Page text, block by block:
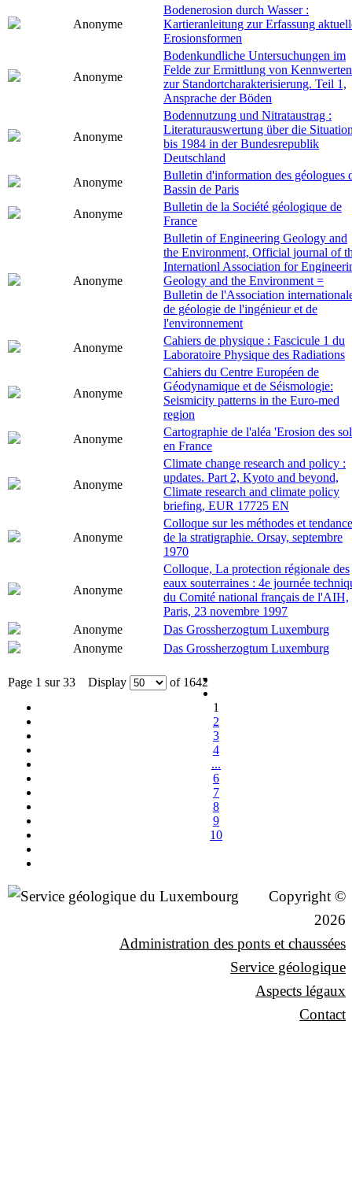
Anonyme
Bodenerosion durch Wasser :
Kartieranleitung zur Erfassung
Erosionsformen
Anonyme
Bodenkundliche Untersuchungen im
Felde zur Ermittlung von Kennwerten
zur Standortcharakterisierung. Teil 1,
Ansprache der Böden
Anonyme
Bodennutzung und Nitrataustrag :
Literaturauswertung über die
bis 1984 in der Bundesrepublik
Deutschland
Anonyme
Bulletin d'information des géologues
Bassin de Paris
Anonyme
Bulletin de la Société géologique de
France
Anonyme
Bulletin of Engineering Geology and
the Environment, Official journal of
Internationl Association for
Geology and the Environment =
Bulletin de l'Association
de géologie de l'ingénieur et de
l'environnement
Anonyme
Cahiers de physique : Fascicule 1 du
Laboratoire Physique des Radiations
Anonyme
Cahiers du Centre Européen de
Géodynamique et de Séismologie:
Seismicity patterns in the Euro-med
region
Anonyme
Cartographie de l'aléa 'Erosion des
en France
Anonyme
Climate change research and policy :
updates. Part 2, Kyoto and beyond,
Climate research and climate policy
briefing, EUR 17725 EN
Anonyme
Colloque sur les méthodes et
de la stratigraphie. Orsay, septembre
1970
Anonyme
Colloque, La protection régionale des
eaux souterraines : 4e journée
du Comité national français de l'AIH,
Paris, 23 novembre 1997
Anonyme
Das Grossherzogtum Luxemburg
Anonyme
Das Grossherzogtum Luxemburg
Page 1 sur 33 Display
of 1642
1
2
3
4
...
6
7
8
9
10
Copyright ©
2026
Administration des ponts et chaussées
Service géologique
Aspects légaux
Contact